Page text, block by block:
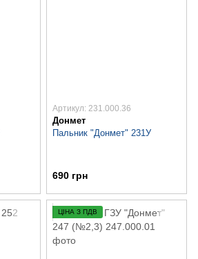
Артикул: 231.000.36
Донмет
Пальник "Донмет" 231У
690 грн
ЦІНА З ПДВ